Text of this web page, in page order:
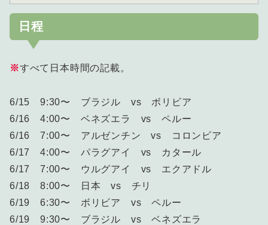
日程
※すべて日本時間の記載。
6/15 9:30〜 ブラジル vs ボリビア
6/16 4:00〜 ベネズエラ vs ペルー
6/16 7:00〜 アルゼンチン vs コロンビア
6/17 4:00〜 パラグアイ vs カタール
6/17 7:00〜 ウルグアイ vs エクアドル
6/18 8:00〜 日本 vs チリ
6/19 6:30〜 ボリビア vs ペルー
6/19 9:30〜 ブラジル vs ベネズエラ